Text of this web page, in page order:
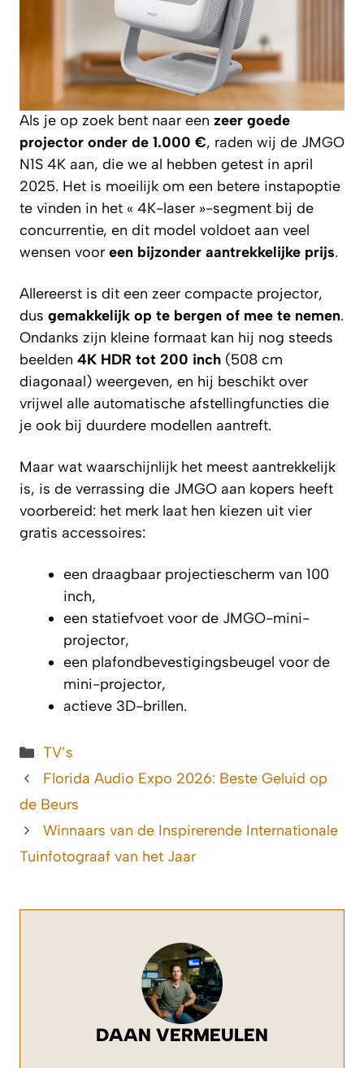
Als je op zoek bent naar een zeer goede
projector onder de 1.000 €, raden wij de JMGO
N1S 4K aan, die we al hebben getest in april
2025. Het is moeilijk om een betere instapoptie
te vinden in het « 4K-laser »-segment bij de
concurrentie, en dit model voldoet aan veel
wensen voor een bijzonder aantrekkelijke prijs.
Allereerst is dit een zeer compacte projector,
dus gemakkelijk op te bergen of mee te nemen.
Ondanks zijn kleine formaat kan hij nog steeds
beelden 4K HDR tot 200 inch (508 cm
diagonaal) weergeven, en hij beschikt over
vrijwel alle automatische afstellingfuncties die
je ook bij duurdere modellen aantreft.
Maar wat waarschijnlijk het meest aantrekkelijk
is, is de verrassing die JMGO aan kopers heeft
voorbereid: het merk laat hen kiezen uit vier
gratis accessoires:
een draagbaar projectiescherm van 100
inch,
een statiefvoet voor de JMGO-mini-
projector,
een plafondbevestigingsbeugel voor de
mini-projector,
actieve 3D-brillen.
Categorieën
TV’s
Florida Audio Expo 2026: Beste Geluid op
de Beurs
Winnaars van de Inspirerende Internationale
Tuinfotograaf van het Jaar
DAAN VERMEULEN